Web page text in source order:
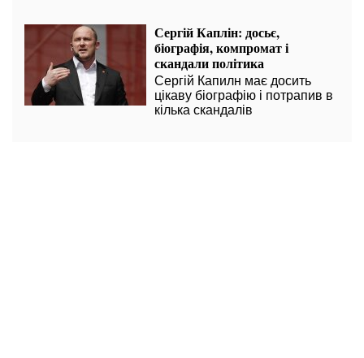
Сергій Каплін: досьє,
біографія, компромат і
скандали політика
Сергій Капилн має досить
цікаву біографію і потрапив в
кілька скандалів